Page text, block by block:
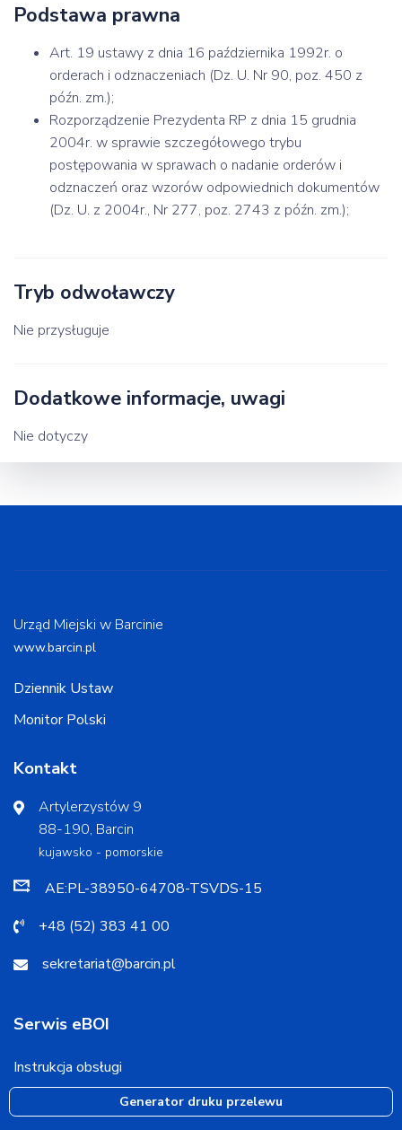
Podstawa prawna
Art. 19 ustawy z dnia 16 października 1992r. o
orderach i odznaczeniach (Dz. U. Nr 90, poz. 450 z
późn. zm.);
Rozporządzenie Prezydenta RP z dnia 15 grudnia
2004r. w sprawie szczegółowego trybu
postępowania w sprawach o nadanie orderów i
odznaczeń oraz wzorów odpowiednich dokumentów
(Dz. U. z 2004r., Nr 277, poz. 2743 z późn. zm.);
Tryb odwoławczy
Nie przysługuje
Dodatkowe informacje, uwagi
Nie dotyczy
Urząd Miejski w Barcinie
www.barcin.pl
Dziennik Ustaw
Monitor Polski
Kontakt
Artylerzystów 9
88-190, Barcin
kujawsko - pomorskie
AE:PL-38950-64708-TSVDS-15
+48 (52) 383 41 00
sekretariat@barcin.pl
Serwis eBOI
Instrukcja obsługi
Generator druku przelewu